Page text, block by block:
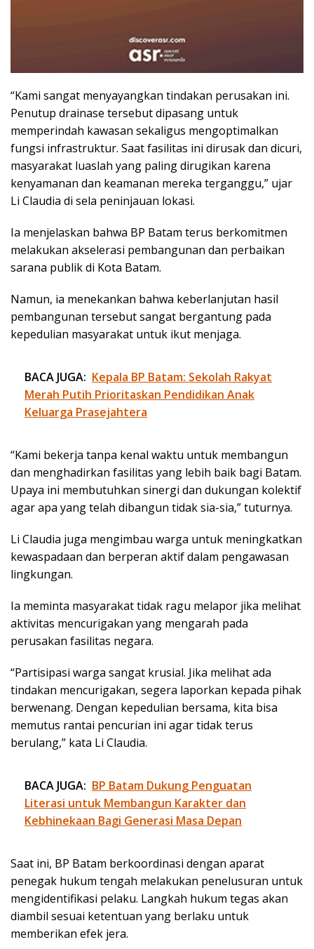
“Kami sangat menyayangkan tindakan perusakan ini.
Penutup drainase tersebut dipasang untuk
memperindah kawasan sekaligus mengoptimalkan
fungsi infrastruktur. Saat fasilitas ini dirusak dan dicuri,
masyarakat luaslah yang paling dirugikan karena
kenyamanan dan keamanan mereka terganggu,” ujar
Li Claudia di sela peninjauan lokasi.
Ia menjelaskan bahwa BP Batam terus berkomitmen
melakukan akselerasi pembangunan dan perbaikan
sarana publik di Kota Batam.
Namun, ia menekankan bahwa keberlanjutan hasil
pembangunan tersebut sangat bergantung pada
kepedulian masyarakat untuk ikut menjaga.
BACA JUGA: Kepala BP Batam: Sekolah Rakyat
Merah Putih Prioritaskan Pendidikan Anak
Keluarga Prasejahtera
“Kami bekerja tanpa kenal waktu untuk membangun
dan menghadirkan fasilitas yang lebih baik bagi Batam.
Upaya ini membutuhkan sinergi dan dukungan kolektif
agar apa yang telah dibangun tidak sia-sia,” tuturnya.
Li Claudia juga mengimbau warga untuk meningkatkan
kewaspadaan dan berperan aktif dalam pengawasan
lingkungan.
Ia meminta masyarakat tidak ragu melapor jika melihat
aktivitas mencurigakan yang mengarah pada
perusakan fasilitas negara.
“Partisipasi warga sangat krusial. Jika melihat ada
tindakan mencurigakan, segera laporkan kepada pihak
berwenang. Dengan kepedulian bersama, kita bisa
memutus rantai pencurian ini agar tidak terus
berulang,” kata Li Claudia.
BACA JUGA: BP Batam Dukung Penguatan
Literasi untuk Membangun Karakter dan
Kebhinekaan Bagi Generasi Masa Depan
Saat ini, BP Batam berkoordinasi dengan aparat
penegak hukum tengah melakukan penelusuran untuk
mengidentifikasi pelaku. Langkah hukum tegas akan
diambil sesuai ketentuan yang berlaku untuk
memberikan efek jera.